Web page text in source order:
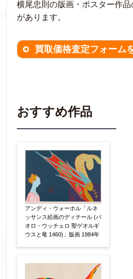
横尾忠則の版画・ポスター作
があります。
買取価格査定フォーム
※不明な項目は空欄で結構で
▼
作品の作家名 【任意】
作品の画題 【任意】
立体
おすすめ作品
アンディ・ウォーホル「ルネ
ッサンス絵画のディテール (パ
オロ・ウッチェロ 聖ゲオルギ
ウスと竜 1460)」版画 1984年